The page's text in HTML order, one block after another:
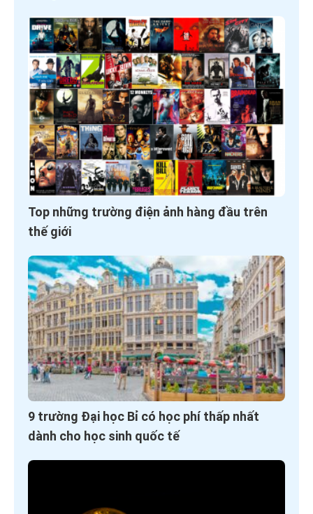
Top những trường điện ảnh hàng đầu trên
thế giới
9 trường Đại học Bỉ có học phí thấp nhất
dành cho học sinh quốc tế